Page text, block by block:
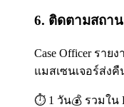
6. ติดตามสถา
Case Officer รา
แมสเซนเจอร์ส่งคื
⏱ 1 วัน💰 รวมใน